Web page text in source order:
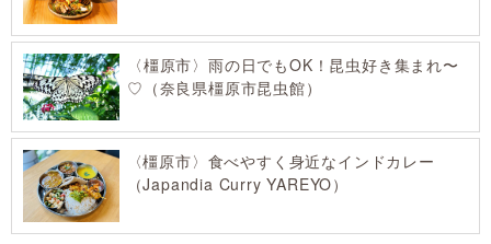
〈橿原市〉雨の日でもOK！昆虫好き集まれ〜
♡（奈良県橿原市昆虫館）
〈橿原市〉食べやすく身近なインドカレー
（Japandia Curry YAREYO）